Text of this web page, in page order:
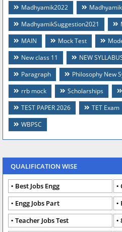
Madhyamik2022
MadhyamikSuggestion2021
MAIN
Mock Test
New class 11
NEW
Paragraph
Philosophy New
rrb mock
Scholarships
TEST PAPER 2026
TET Exam
WBPSC
QUALIFICATION WISE
Best Jobs Engg
Engg Jobs Part
Teacher Jobs Test